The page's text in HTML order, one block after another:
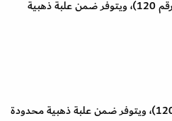
يأتي هذا المنتج بلونين رائعين هما: الأحمر القاتم (رقم 109)، والذهبي المشرق محدود الإصدار (رقم 120)، ويتوفر ضمن علبة ذهبية
ينطوي على لونين رائعين هما: الأحمر القاتم (رقم 109)، والذهبي المشرق محدود الإصدار (رقم 120)، ويتوفر ضمن علبة ذهبية محدودة